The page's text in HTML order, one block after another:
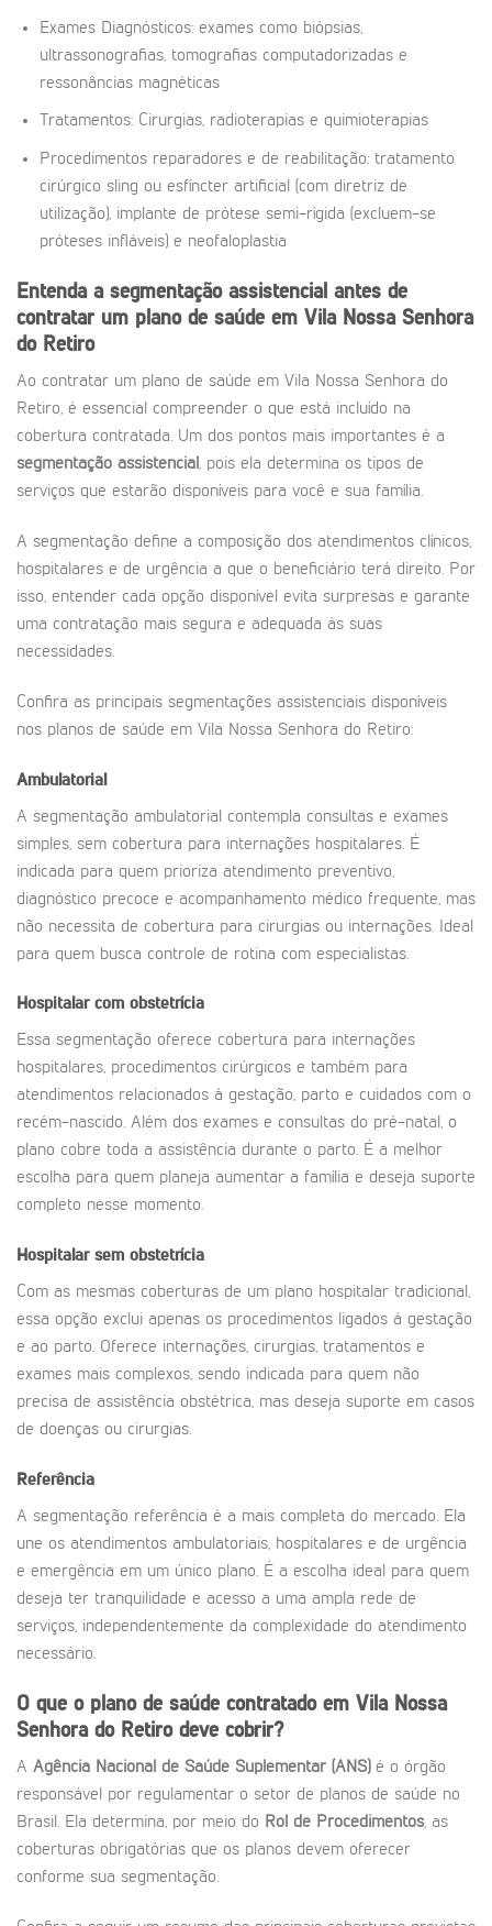
Exames Diagnósticos: exames como biópsias,
ultrassonografias, tomografias computadorizadas e
ressonâncias magnéticas
Tratamentos: Cirurgias, radioterapias e quimioterapias
Procedimentos reparadores e de reabilitação: tratamento
cirúrgico sling ou esfíncter artificial (com diretriz de
utilização), implante de prótese semi-rígida (excluem-se
próteses infláveis) e neofaloplastia
Entenda a segmentação assistencial antes de
contratar um plano de saúde em Vila Nossa Senhora
do Retiro
Ao contratar um plano de saúde em Vila Nossa Senhora do
Retiro, é essencial compreender o que está incluído na
cobertura contratada. Um dos pontos mais importantes é a
segmentação assistencial, pois ela determina os tipos de
serviços que estarão disponíveis para você e sua família.
A segmentação define a composição dos atendimentos clínicos,
hospitalares e de urgência a que o beneficiário terá direito. Por
isso, entender cada opção disponível evita surpresas e garante
uma contratação mais segura e adequada às suas
necessidades.
Confira as principais segmentações assistenciais disponíveis
nos planos de saúde em Vila Nossa Senhora do Retiro:
Ambulatorial
A segmentação ambulatorial contempla consultas e exames
simples, sem cobertura para internações hospitalares. É
indicada para quem prioriza atendimento preventivo,
diagnóstico precoce e acompanhamento médico frequente, mas
não necessita de cobertura para cirurgias ou internações. Ideal
para quem busca controle de rotina com especialistas.
Hospitalar com obstetrícia
Essa segmentação oferece cobertura para internações
hospitalares, procedimentos cirúrgicos e também para
atendimentos relacionados à gestação, parto e cuidados com o
recém-nascido. Além dos exames e consultas do pré-natal, o
plano cobre toda a assistência durante o parto. É a melhor
escolha para quem planeja aumentar a família e deseja suporte
completo nesse momento.
Hospitalar sem obstetrícia
Com as mesmas coberturas de um plano hospitalar tradicional,
essa opção exclui apenas os procedimentos ligados à gestação
e ao parto. Oferece internações, cirurgias, tratamentos e
exames mais complexos, sendo indicada para quem não
precisa de assistência obstétrica, mas deseja suporte em casos
de doenças ou cirurgias.
Referência
A segmentação referência é a mais completa do mercado. Ela
une os atendimentos ambulatoriais, hospitalares e de urgência
e emergência em um único plano. É a escolha ideal para quem
deseja ter tranquilidade e acesso a uma ampla rede de
serviços, independentemente da complexidade do atendimento
necessário.
O que o plano de saúde contratado em Vila Nossa
Senhora do Retiro deve cobrir?
A Agência Nacional de Saúde Suplementar (ANS)é o órgão
responsável por regulamentar o setor de planos de saúde no
Brasil. Ela determina, por meio do Rol de Procedimentos, as
coberturas obrigatórias que os planos devem oferecer
conforme sua segmentação.